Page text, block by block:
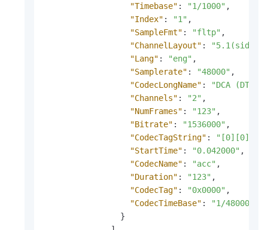
"Timebase" : "1/1000" ,
"Index" : "1" ,
"SampleFmt" : "fltp" ,
"ChannelLayout" : "5.1(side)"
"Lang" : "eng" ,
"Samplerate" : "48000" ,
"CodecLongName" :
"DCA (DTS
"Channels" : "2" ,
"NumFrames" : "123" ,
"Bitrate" : "1536000" ,
"CodecTagString" :
"StartTime" : "0.042000" ,
"CodecName" : "acc" ,
"Duration" : "123" ,
"CodecTag" : "0x0000" ,
"CodecTimeBase" :
"1/48000"
}